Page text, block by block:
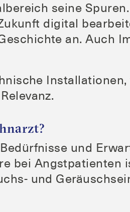
sei­ne
digi­tal
an. Auch
und
bei Angst­pa­ti­en­ten
und